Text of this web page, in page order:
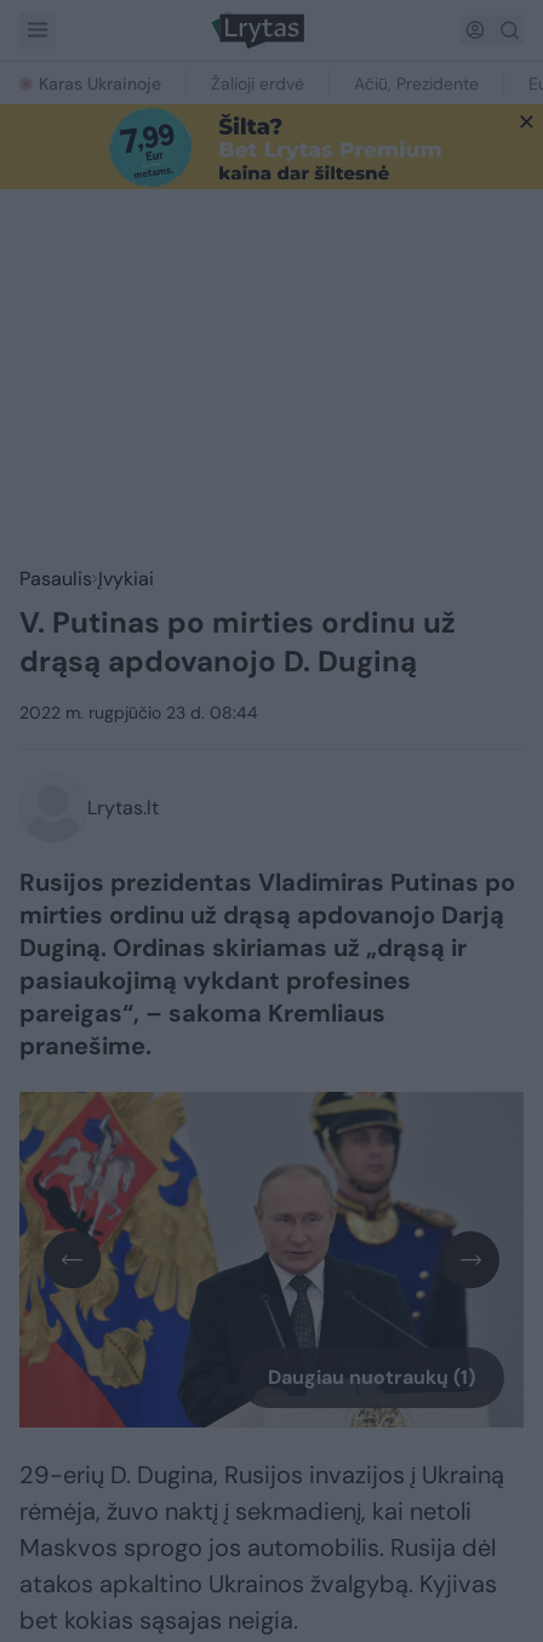
Karas Ukrainoje Žalioji erdvė Ačiū, Prezidente
Pasaulis Įvykiai
V. Putinas po mirties ordinu už
drąsą apdovanojo D. Duginą
2022 m. rugpjūčio 23 d. 08:44
Lrytas.lt
Rusijos prezidentas Vladimiras Putinas po
mirties ordinu už drąsą apdovanojo Darją
Duginą. Ordinas skiriamas už „drąsą ir
pasiaukojimą vykdant profesines
pareigas“, – sakoma Kremliaus
pranešime.
Daugiau nuotraukų (1)
29-erių D. Dugina, Rusijos invazijos į Ukrainą
rėmėja, žuvo naktį į sekmadienį, kai netoli
Maskvos sprogo jos automobilis. Rusija dėl
atakos apkaltino Ukrainos žvalgybą. Kyjivas
bet kokias sąsajas neigia.